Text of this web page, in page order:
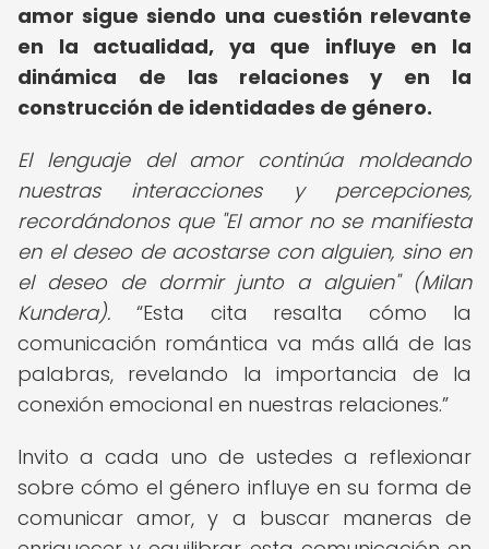
amor sigue siendo una cuestión relevante
en la actualidad, ya que influye en la
dinámica de las relaciones y en la
construcción de identidades de género.
El lenguaje del amor continúa moldeando
nuestras interacciones y percepciones,
recordándonos que "El amor no se manifiesta
en el deseo de acostarse con alguien, sino en
el deseo de dormir junto a alguien" (Milan
Kundera).
Esta cita resalta cómo la
comunicación romántica va más allá de las
palabras, revelando la importancia de la
conexión emocional en nuestras relaciones.
Invito a cada uno de ustedes a reflexionar
sobre cómo el género influye en su forma de
comunicar amor, y a buscar maneras de